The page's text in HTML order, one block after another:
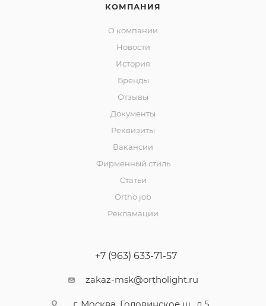
КОМПАНИЯ
О компании
Новости
История
Бренды
Отзывы
Документы
Реквизиты
Вакансии
Фирменный стиль
Статьи
Ortho job
Рекламации
+7 (963) 633-71-57
zakaz-msk@ortholight.ru